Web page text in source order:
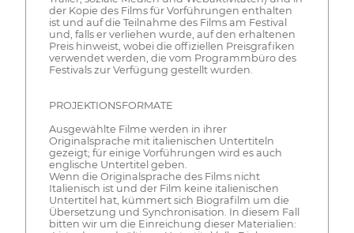
der Kopie des Films für Vorführungen enthalten
ist und auf die Teilnahme des Films am Festival
und, falls er verliehen wurde, auf den erhaltenen
Preis hinweist, wobei die offiziellen Preisgrafiken
verwendet werden, die vom Programmbüro des
Festivals zur Verfügung gestellt wurden.
PROJEKTIONSFORMATE
Ausgewählte Filme werden in ihrer
Originalsprache mit italienischen Untertiteln
gezeigt; für einige Vorführungen wird es auch
englische Untertitel geben.
Wenn die Originalsprache des Films nicht
Italienisch ist und der Film keine italienischen
Untertitel hat, kümmert sich Biografilm um die
Übersetzung und Synchronisation. In diesem Fall
bitten wir um die Einreichung dieser Materialien: